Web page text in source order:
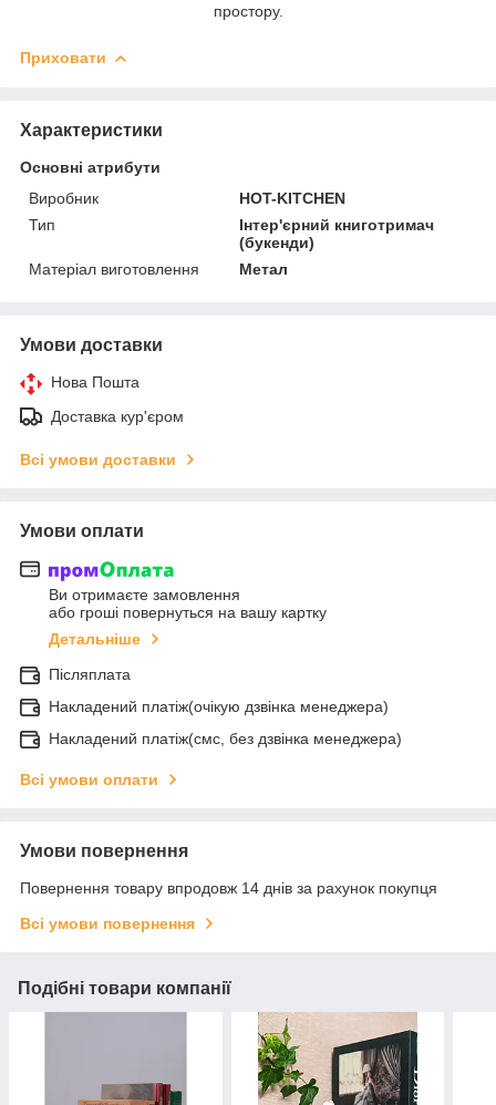
простору.
Приховати
Характеристики
Основні атрибути
Виробник
HOT-KITCHEN
Тип
Інтер'єрний книготримач
(букенди)
Матеріал виготовлення
Метал
Умови доставки
Нова Пошта
Доставка кур'єром
Всі умови доставки
Умови оплати
Ви отримаєте замовлення
або гроші повернуться на вашу картку
Детальніше
Післяплата
Накладений платіж(очікую дзвінка менеджера)
Накладений платіж(смс, без дзвінка менеджера)
Всі умови оплати
Умови повернення
Повернення товару впродовж 14 днів за рахунок покупця
Всі умови повернення
Подібні товари компанії